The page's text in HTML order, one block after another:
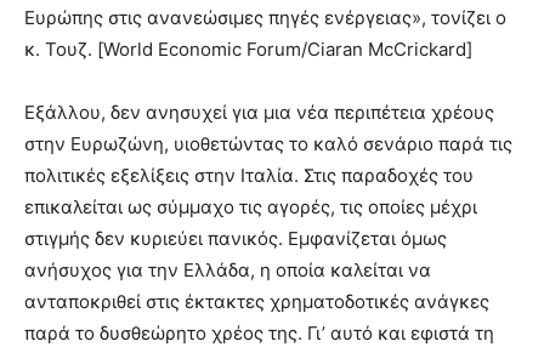
Ευρώπης στις ανανεώσιμες πηγές ενέργειας», τονίζει ο
κ. Τουζ. [World Economic Forum/Ciaran McCrickard]
Εξάλλου, δεν ανησυχεί για μια νέα περιπέτεια χρέους
στην Ευρωζώνη, υιοθετώντας το καλό σενάριο παρά τις
πολιτικές εξελίξεις στην Ιταλία. Στις παραδοχές του
επικαλείται ως σύμμαχο τις αγορές, τις οποίες μέχρι
στιγμής δεν κυριεύει πανικός. Εμφανίζεται όμως
ανήσυχος για την Ελλάδα, η οποία καλείται να
ανταποκριθεί στις έκτακτες χρηματοδοτικές ανάγκες
παρά το δυσθεώρητο χρέος της. Γι’ αυτό και εφιστά τη